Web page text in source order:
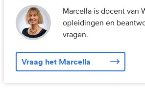
Marcella is docent van
opleidingen en
vragen.
Vraag het Marcella